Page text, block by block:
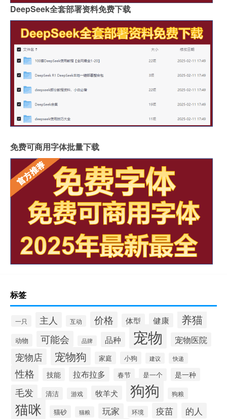
DeepSeek全套部署资料免费下载
免费可商用字体批量下载
标签
一只 主人 互动 价格 体型 健康 养猫
动物 可能会 品牌 品种 宠物 宠物医院
宠物店 宠物狗 家庭 小狗 建议 快递
性格 技能 拉布拉多 春节 是一个 是一种
毛发 清洁 游戏 牧羊犬 狗狗 狗粮
猫咪 猫砂 猫粮 玩家 环境 疫苗 的人